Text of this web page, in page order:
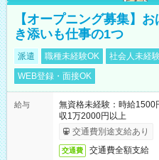
【オープニング募集】
き添いも仕事の1つ
派遣 職種未経験OK 社会人未経
WEB登録・面接OK
給与
無資格未経験：時給
収1万2000円以上
交通費別途支給あり
交通費 交通費全額支給